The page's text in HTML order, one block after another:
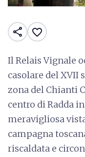
share favorite_border
Il Relais Vignale
casolare del XVII
zona del Chianti
centro di Radda
meravigliosa
campagna
riscaldata e